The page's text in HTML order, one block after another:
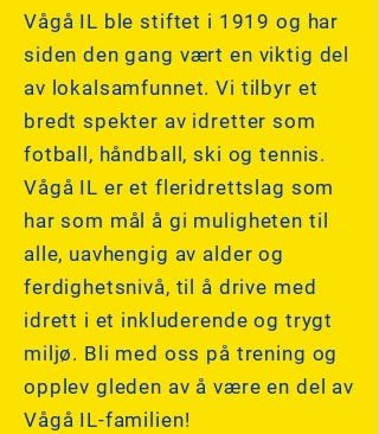
Vågå IL ble stiftet i 1919 og har
siden den gang vært en viktig del
av lokalsamfunnet. Vi tilbyr et
bredt spekter av idretter som
fotball, håndball, ski og tennis.
Vågå IL er et fleridrettslag som
har som mål å gi muligheten til
alle, uavhengig av alder og
ferdighetsnivå, til å drive med
idrett i et inkluderende og trygt
miljø. Bli med oss på trening og
opplev gleden av å være en del av
Vågå IL-familien!